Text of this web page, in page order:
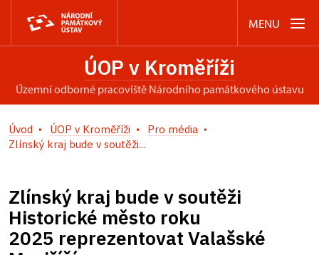
MENU
ÚOP v Kroměříži
územní odborné pracoviště Národního památkového ústavu
Úvod ÚOP v Kroměříži
Pro média
Zlínský kraj bude v soutěži...
Zlínský kraj bude v soutěži
Historické město roku
2025 reprezentovat Valašské